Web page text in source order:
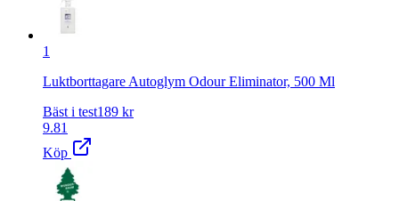
1
Luktborttagare Autoglym Odour Eliminator, 500 Ml
Bäst i test189 kr
9.81
Köp